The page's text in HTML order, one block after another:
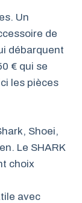
Un
de
débarquent
€ qui se
les pièces
Shoei,
Le SHARK
choix
avec